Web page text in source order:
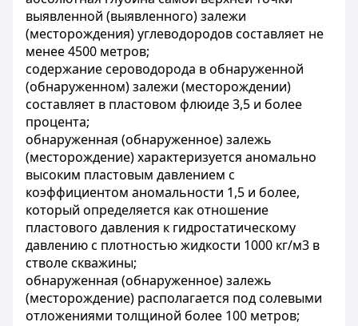
выявленной (выявленного) залежи
(месторождения) углеводородов составляет не
менее 4500 метров;
содержание сероводорода в обнаруженной
(обнаруженном) залежи (месторождении)
составляет в пластовом флюиде 3,5 и более
процента;
обнаруженная (обнаруженное) залежь
(месторождение) характеризуется аномально
высоким пластовым давлением с
коэффициентом аномальности 1,5 и более,
который определяется как отношение
пластового давления к гидростатическому
давлению с плотностью жидкости 1000 кг/м3 в
стволе скважины;
обнаруженная (обнаруженное) залежь
(месторождение) располагается под солевыми
отложениями толщиной более 100 метров;